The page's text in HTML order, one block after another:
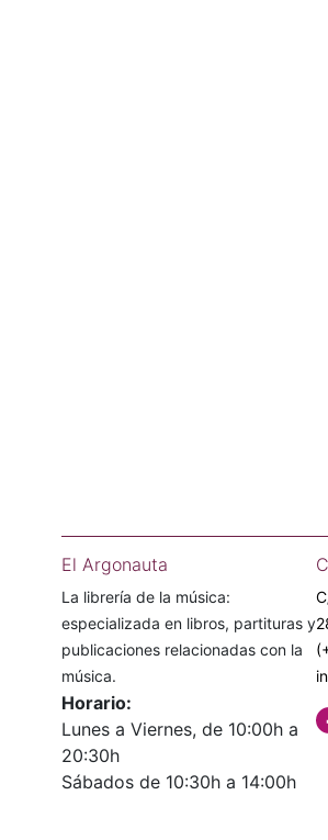
El Argonauta
La librería de la música:
especializada en libros, partituras y
publicaciones relacionadas con la
música.
Horario:
Lunes a Viernes, de 10:00h a
20:30h
Sábados de 10:30h a 14:00h